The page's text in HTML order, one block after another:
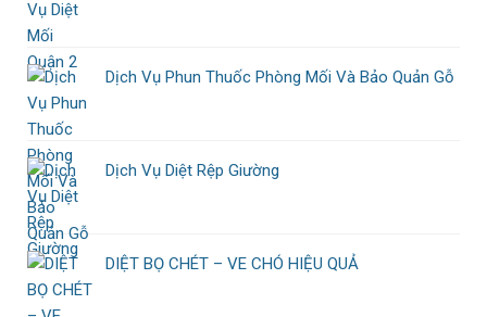
Dịch Vụ Phun Thuốc Phòng Mối Và Bảo Quản Gỗ
Dịch Vụ Diệt Rệp Giường
DIỆT BỌ CHÉT – VE CHÓ HIỆU QUẢ